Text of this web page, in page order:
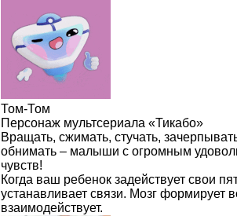
Том-Том
Персонаж мультсериала «Тикабо»
Вращать, сжимать, стучать,
обнимать – малыши с огромным
чувств!
Когда ваш ребенок задействует свои
устанавливает связи. Мозг формирует
взаимодействует.